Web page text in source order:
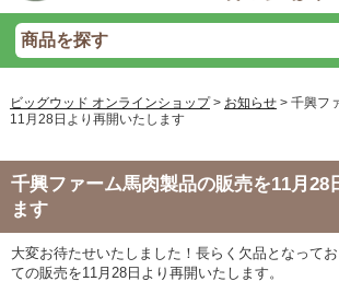
ビッグウッド オンラインショップ> お知らせ> 千興フ
11月28日より再開いたします
千興ファーム馬肉製品の販売を11月28
ます
大変お待たせいたしました！長らく欠品となって
ての販売を11月28日より再開いたします。